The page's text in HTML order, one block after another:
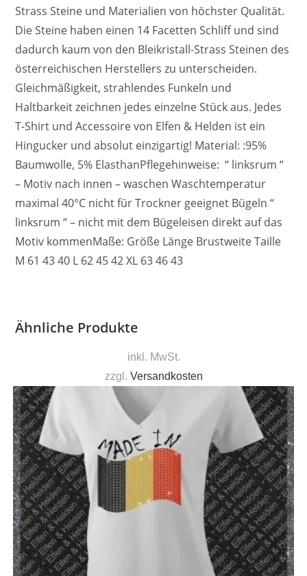
Strass Steine und Materialien von höchster Qualität.
Die Steine haben einen 14 Facetten Schliff und sind
dadurch kaum von den Bleikristall-Strass Steinen des
österreichischen Herstellers zu unterscheiden.
Gleichmäßigkeit, strahlendes Funkeln und
Haltbarkeit zeichnen jedes einzelne Stück aus. Jedes
T-Shirt und Accessoire von Elfen & Helden ist ein
Hingucker und absolut einzigartig! Material: :95%
Baumwolle, 5% ElasthanPflegehinweise: “ linksrum “
– Motiv nach innen – waschen Waschtemperatur
maximal 40°C nicht für Trockner geeignet Bügeln “
linksrum “ – nicht mit dem Bügeleisen direkt auf das
Motiv kommenMaße: Größe Länge Brustweite Taille
M 61 43 40 L 62 45 42 XL 63 46 43
Ähnliche Produkte
inkl. MwSt.
zzgl. Versandkosten